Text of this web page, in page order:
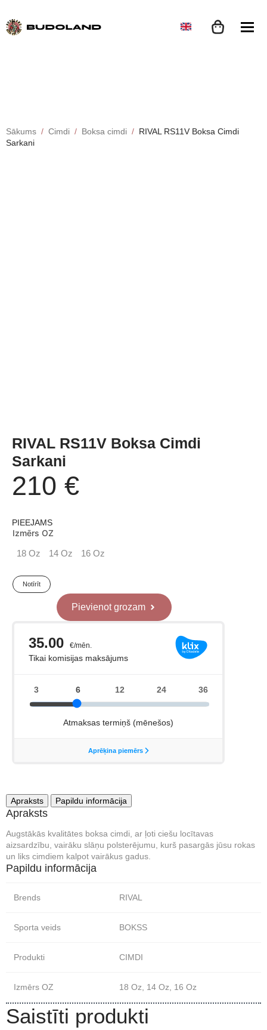
Sākums Cimdi Boksa cimdi
RIVAL RS11V Boksa Cimdi
Sarkani
RIVAL RS11V Boksa Cimdi
Sarkani
210 €
PIEEJAMS
Izmērs OZ
18 Oz
14 Oz 16 Oz
Notīrīt
daudzums
Pievienot grozam
Apraksts Papildu informācija
Apraksts
Augstākās kvalitātes boksa cimdi, ar ļoti ciešu locītavas
aizsardzību, vairāku slāņu polsterējumu, kurš pasargās jūsu rokas
un liks cimdiem kalpot vairākus gadus.
Papildu informācija
Brends RIVAL
Sporta veids BOKSS
Produkti CIMDI
Izmērs OZ 18 Oz, 14 Oz, 16 Oz
Saistīti produkti